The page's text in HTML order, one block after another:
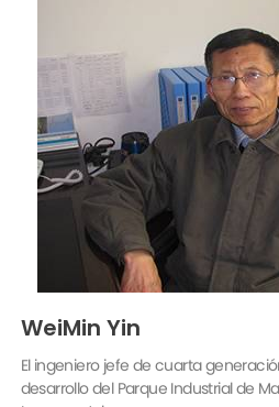
WeiMin Yin
desarrollo del Parque Industrial de
Luoyang Jalon.